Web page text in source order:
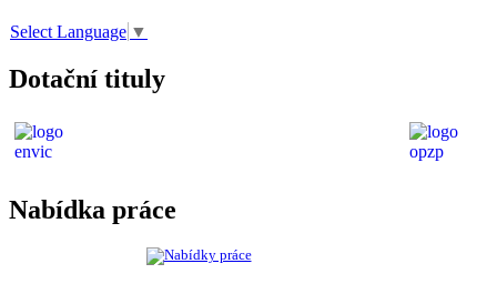
Select Language ▼
Dotační tituly
Nabídka práce